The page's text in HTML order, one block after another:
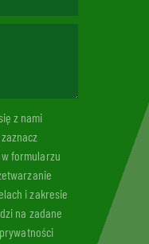
z nami
formularzu
i zakresie
na zadane